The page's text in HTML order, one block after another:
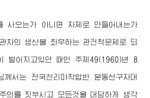
사오는가 아니면 자체로 만들어내는가
차의 생산을 좌우하는 관건적문제로 되
벌어지고있던 때인 주체49(1960)년 8
께서는 전국천리마작업반 운동선구자대
의를 짓부시고 모든것을 대담하게 생각